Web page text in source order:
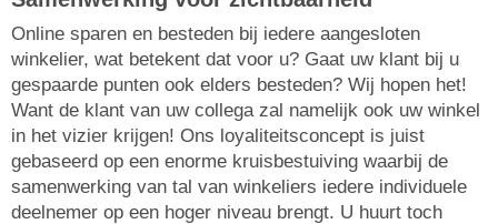
Online sparen en besteden bij iedere aangesloten
winkelier, wat betekent dat voor u? Gaat uw klant bij u
gespaarde punten ook elders besteden? Wij hopen het!
Want de klant van uw collega zal namelijk ook uw winkel
in het vizier krijgen! Ons loyaliteitsconcept is juist
gebaseerd op een enorme kruisbestuiving waarbij de
samenwerking van tal van winkeliers iedere individuele
deelnemer op een hoger niveau brengt. U huurt toch